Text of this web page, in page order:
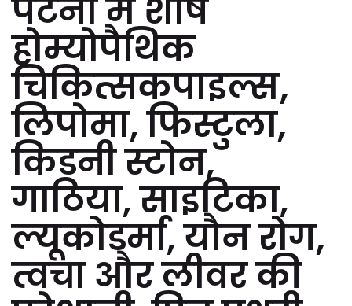
पटना में शीर्ष
होम्योपैथिक
चिकित्सकपाइल्स,
लिपोमा, फिस्टुला,
किडनी स्टोन,
गाठिया, साइटिका,
ल्यूकोडर्मा, यौन रोग,
त्वचा और लीवर की